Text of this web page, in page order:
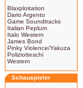
Blaxploitation
Dario Argento
Game Soundtracks
Italian Peplum
Italo Western
James Bond
Pinky Violence/Yakuza
Poliziotteschi
Western
Schauspieler